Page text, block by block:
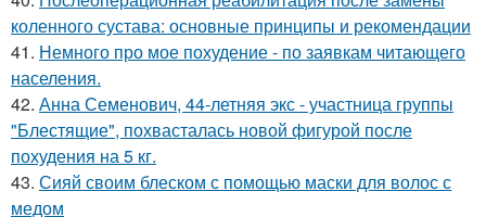
коленного сустава: основные принципы и рекомендации
41. Немного про мое похудение - по заявкам читающего
населения.
42. Анна Семенович, 44-летняя экс - участница группы
"Блестящие", похвасталась новой фигурой после
похудения на 5 кг.
43. Сияй своим блеском с помощью маски для волос с
медом